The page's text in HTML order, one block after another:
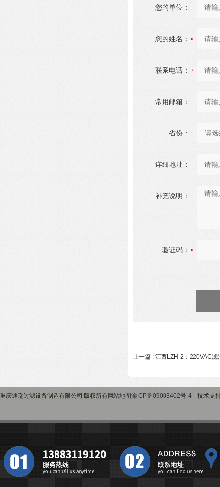
您的单位：
您的姓名：
联系电话：
常用邮箱：
省份：
详细地址：
补充说明：
验证码：
上一篇 : 江西LZH-2：220VAC滤
重庆通瑞过滤设备制造有限公司 版权所有网站地图渝ICP备09003402号-4 技术支